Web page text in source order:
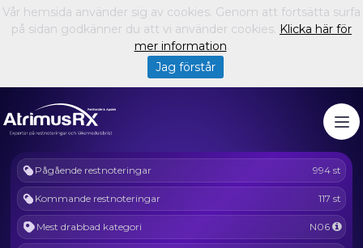
Pågående restnoteringar 994 st
Kommande restnoteringar 117 st
Mest drabbad kategori N06
Vår hemsida använder sig av cookies. Genom att fortsätta surfa
på sidan godkänner du att vi använder cookies. Klicka här för
mer information.
Jag förstår